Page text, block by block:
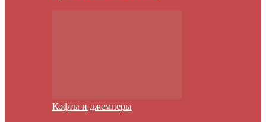
Кофты и джемперы